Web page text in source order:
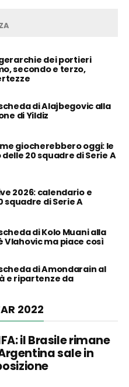
dei portieri
secondo e terzo,
di Alajbegovic alla
di Yildiz
giocherebbero oggi: le
20 squadre di Serie A
2026: calendario e
squadre di Serie A
di Kolo Muani alla
Vlahovic ma piace così
di Amondarain al
e ripartenze da
2022
il Brasile rimane
sale in